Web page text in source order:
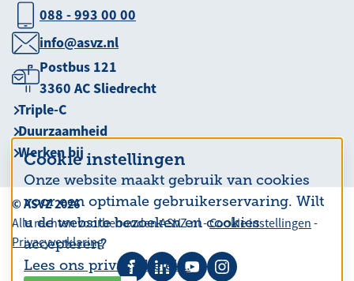
Cookie instellingen
Onze website maakt gebruik van cookies
voor een optimale gebruikerservaring. Wilt
u de website bezoeken en cookies
accepteren?
Lees ons privacy beleid.
088 - 993 00 00
info@asvz.nl
Postbus 121
3360 AC Sliedrecht
Triple-C
Duurzaamheid
Werken bij
© ASVZ 2026
Alle rechten voorbehouden ASVZ.nl -Cookie instellingen -
Privacyverklaring